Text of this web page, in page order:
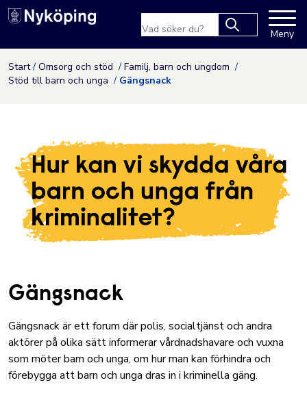
Hoppa till innehåll
Nyköpings kommuns
results.
Meny
Start Omsorg och stöd
Familj, barn och ungdom
Stöd till barn och unga
Gängsnack
Gängsnack
Gängsnack är ett forum där polis, socialtjänst och andra
aktörer på olika sätt informerar vårdnadshavare och vuxna
som möter barn och unga, om hur man kan förhindra och
förebygga att barn och unga dras in i kriminella gäng.